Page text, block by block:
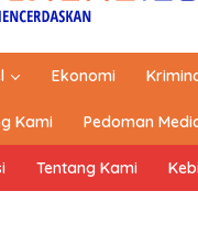
Ekonomi
Kami Pedoman
Tentang Kami